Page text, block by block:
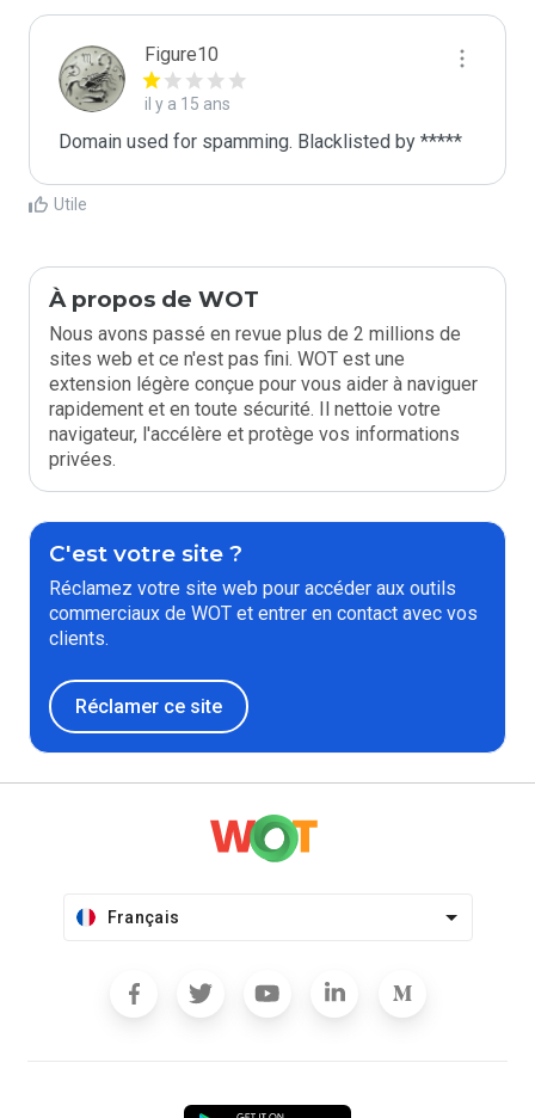
Figure10
il y a 15 ans
Domain used for spamming. Blacklisted by *****
Utile
À propos de WOT
Nous avons passé en revue plus de 2 millions de
sites web et ce n'est pas fini. WOT est une
extension légère conçue pour vous aider à naviguer
rapidement et en toute sécurité. Il nettoie votre
navigateur, l'accélère et protège vos informations
privées.
C'est votre site ?
Réclamez votre site web pour accéder aux outils
commerciaux de WOT et entrer en contact avec vos
clients.
Réclamer ce site
Français